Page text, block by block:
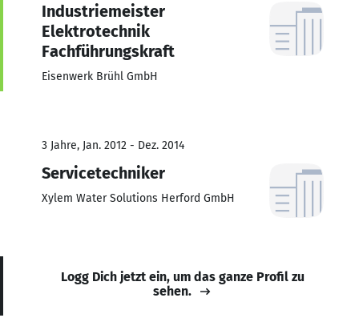
Industriemeister
Elektrotechnik
Fachführungskraft
Eisenwerk Brühl GmbH
3 Jahre, Jan. 2012 - Dez. 2014
Servicetechniker
Xylem Water Solutions Herford GmbH
Logg Dich jetzt ein, um das ganze Profil zu
sehen.